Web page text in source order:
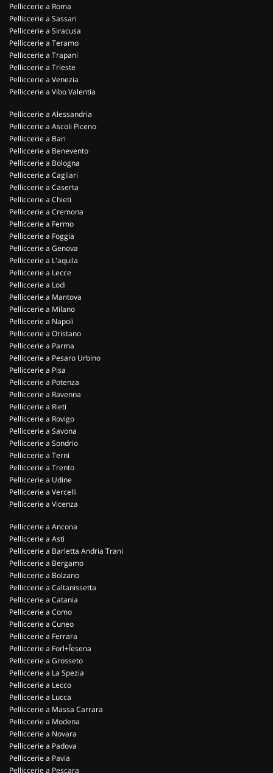
Pelliccerie a Roma
Pelliccerie a Sassari
Pelliccerie a Siracusa
Pelliccerie a Teramo
Pelliccerie a Trapani
Pelliccerie a Trieste
Pelliccerie a Venezia
Pelliccerie a Vibo Valentia
Pelliccerie a Alessandria
Pelliccerie a Ascoli Piceno
Pelliccerie a Bari
Pelliccerie a Benevento
Pelliccerie a Bologna
Pelliccerie a Cagliari
Pelliccerie a Caserta
Pelliccerie a Chieti
Pelliccerie a Cremona
Pelliccerie a Fermo
Pelliccerie a Foggia
Pelliccerie a Genova
Pelliccerie a L'aquila
Pelliccerie a Lecce
Pelliccerie a Lodi
Pelliccerie a Mantova
Pelliccerie a Milano
Pelliccerie a Napoli
Pelliccerie a Oristano
Pelliccerie a Parma
Pelliccerie a Pesaro Urbino
Pelliccerie a Pisa
Pelliccerie a Potenza
Pelliccerie a Ravenna
Pelliccerie a Rieti
Pelliccerie a Rovigo
Pelliccerie a Savona
Pelliccerie a Sondrio
Pelliccerie a Terni
Pelliccerie a Trento
Pelliccerie a Udine
Pelliccerie a Vercelli
Pelliccerie a Vicenza
Pelliccerie a Ancona
Pelliccerie a Asti
Pelliccerie a Barletta Andria Trani
Pelliccerie a Bergamo
Pelliccerie a Bolzano
Pelliccerie a Caltanissetta
Pelliccerie a Catania
Pelliccerie a Como
Pelliccerie a Cuneo
Pelliccerie a Ferrara
Pelliccerie a Forl+Îesena
Pelliccerie a Grosseto
Pelliccerie a La Spezia
Pelliccerie a Lecco
Pelliccerie a Lucca
Pelliccerie a Massa Carrara
Pelliccerie a Modena
Pelliccerie a Novara
Pelliccerie a Padova
Pelliccerie a Pavia
Pelliccerie a Pescara